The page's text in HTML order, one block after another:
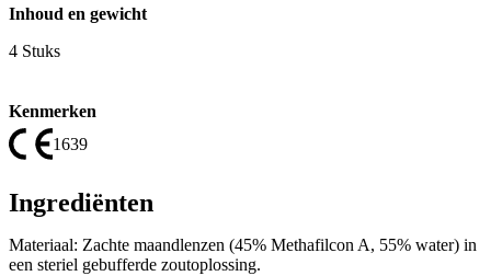
Inhoud en gewicht
4 Stuks
Kenmerken
1639
Ingrediënten
Materiaal: Zachte maandlenzen (45% Methafilcon A, 55% water) in
een steriel gebufferde zoutoplossing.